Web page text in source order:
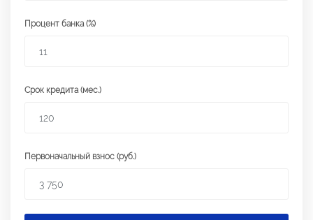
Процент банка (%)
Срок кредита (мес.)
Первоначальный взнос (руб.)